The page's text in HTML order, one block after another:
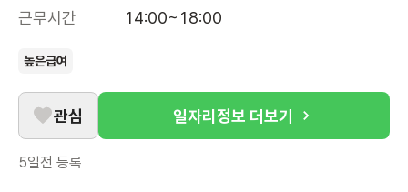
근무시간
14:00~18:00
높은급여
관심 일자리정보 더보기
5일전 등록